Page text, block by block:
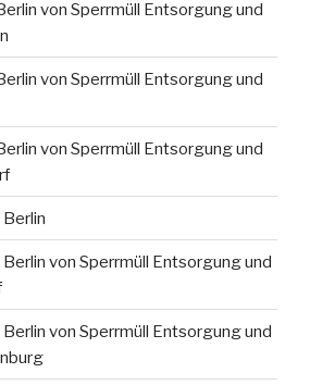
von Sperrmüll Entsorgung und
von Sperrmüll Entsorgung und
von Sperrmüll Entsorgung und
von Sperrmüll Entsorgung und
von Sperrmüll Entsorgung und